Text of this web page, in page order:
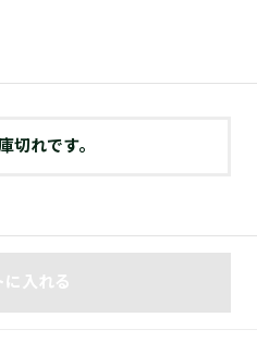
切れです。
に入れる